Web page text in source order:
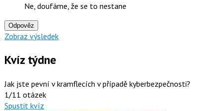
Ne, doufáme, že se to nestane
Odpověz
Zobraz výsledek
Kvíz týdne
Jak jste pevní v kramflecích v případě kyberbezpečnosti?
1/11 otázek
Spustit kvíz